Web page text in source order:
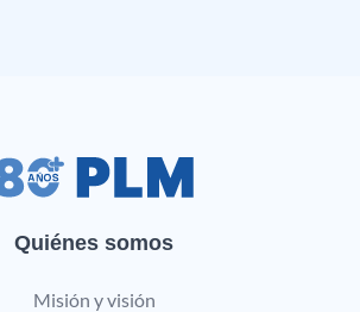
Quiénes somos
Misión y visión